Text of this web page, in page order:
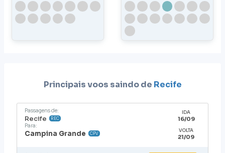
Principais voos saindo de Recife
Passagens de:
Recife REC
Para:
Campina Grande CPV
IDA
16/09
VOLTA
21/09